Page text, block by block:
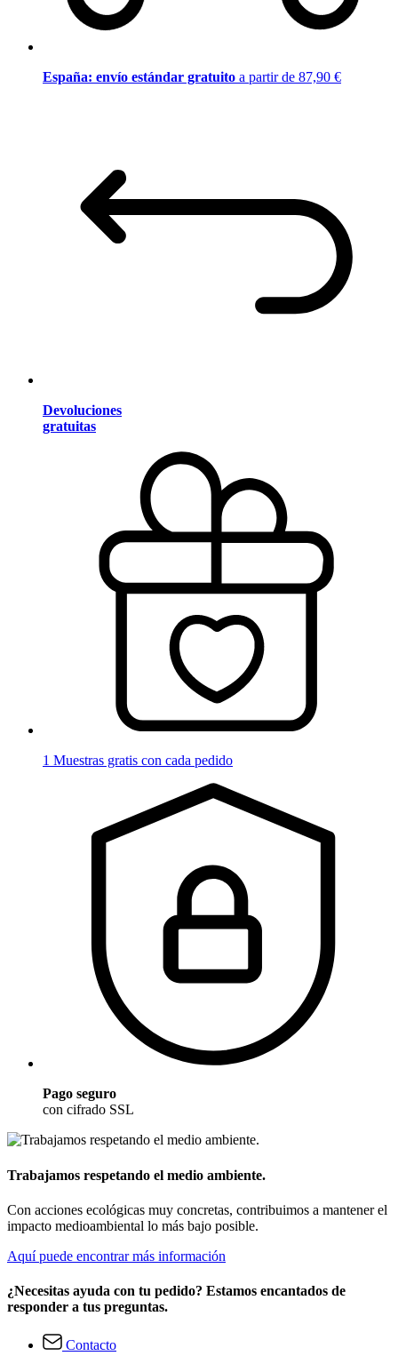
España: envío estándar gratuito a partir de 87,90 €
Devoluciones
gratuitas
1 Muestras gratis con cada pedido
Pago seguro
con cifrado SSL
Trabajamos respetando el medio ambiente.
Con acciones ecológicas muy concretas, contribuimos a mantener el
impacto medioambiental lo más bajo posible.
Aquí puede encontrar más información
¿Necesitas ayuda con tu pedido? Estamos encantados de
responder a tus preguntas.
Contacto